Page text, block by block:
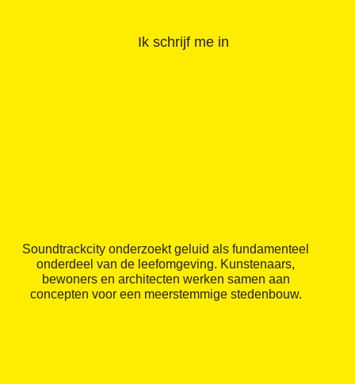
Ik schrijf me in
Soundtrackcity onderzoekt geluid als fundamenteel
onderdeel van de leefomgeving. Kunstenaars,
bewoners en architecten werken samen aan
concepten voor een meerstemmige stedenbouw.